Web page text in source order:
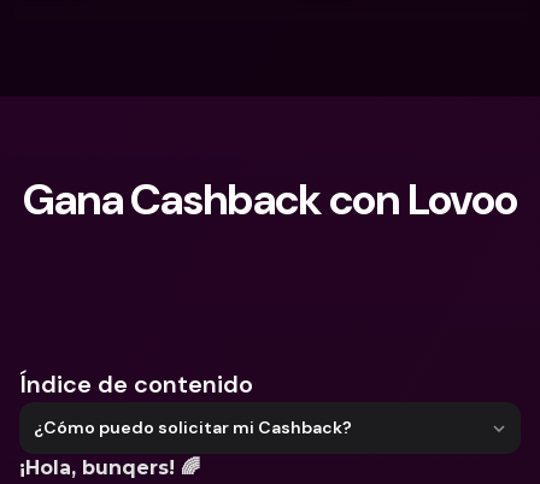
Gana Cashback con Lovoo
Índice de contenido
¿Cómo puedo solicitar mi Cashback?
¡Hola, bunqers! 🌈